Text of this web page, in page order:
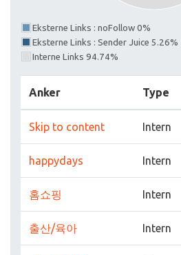
Eksterne Links : noFollow 0%
Eksterne Links : Sender Juice 5.26%
Interne Links 94.74%
Anker Type
Skip to content Intern
happydays Intern
홈쇼핑 Intern
출산/육아 Intern